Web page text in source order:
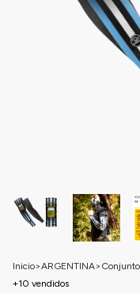
Inicio>ARGENTINA>
+10 vendidos